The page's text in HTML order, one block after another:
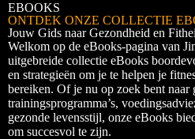
EBOOKS
ONTDEK ONZE COLLECTIE
Jouw Gids naar Gezondheid en
Welkom op de eBooks-pagina van
uitgebreide collectie eBooks
en strategieën om je te helpen je
bereiken. Of je nu op zoek bent naar
trainingsprogramma’s,
gezonde levensstijl, onze eBooks
om succesvol te zijn.